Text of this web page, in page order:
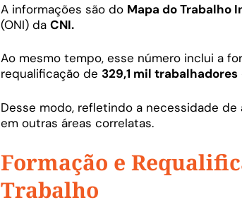
A informações são do Mapa do Trabalho
(ONI) da CNI.
Ao mesmo tempo, esse número inclui a
requalificação de 329,1 mil trabalhadores
Desse modo, refletindo a necessidade
em outras áreas correlatas.
Formação e
Trabalho